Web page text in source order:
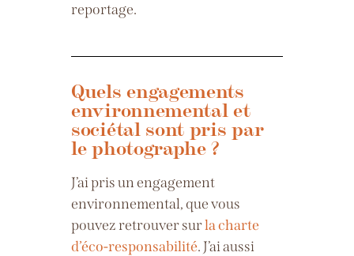
reportage.
Quels engagements
environnemental et
sociétal sont pris par
le photographe ?
J’ai pris un engagement
environnemental, que vous
pouvez retrouver surla charte
d’éco-responsabilité. J’ai aussi